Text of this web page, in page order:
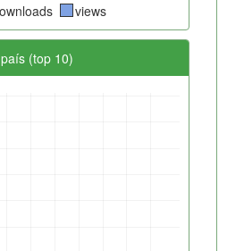
views
(top 10)